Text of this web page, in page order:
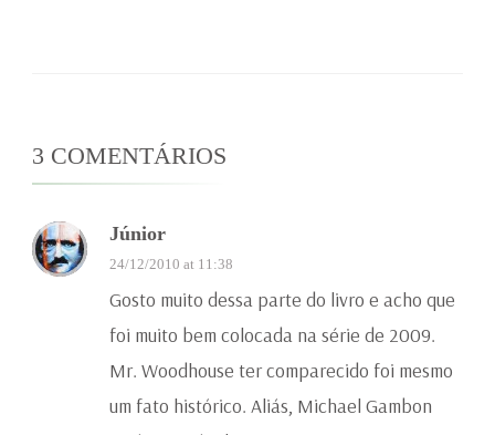
3 COMENTÁRIOS
Júnior
24/12/2010 at 11:38
Gosto muito dessa parte do livro e acho que
foi muito bem colocada na série de 2009.
Mr. Woodhouse ter comparecido foi mesmo
um fato histórico. Aliás, Michael Gambon